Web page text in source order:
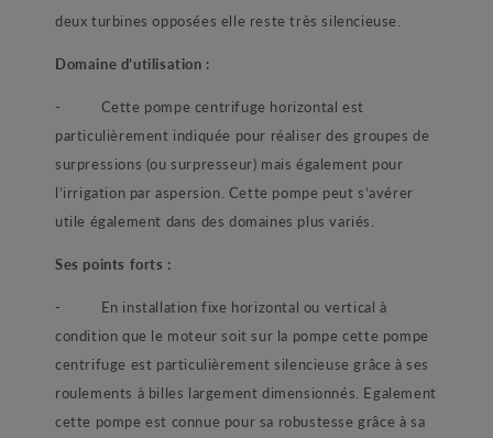
deux turbines opposées elle reste très silencieuse.
Domaine d’utilisation :
-
Cette pompe centrifuge horizontal est
particulièrement indiquée pour réaliser des groupes de
surpressions (ou surpresseur) mais également pour
l’irrigation par aspersion. Cette pompe peut s’avérer
utile également dans des domaines plus variés.
Ses points forts :
-
En installation fixe horizontal ou vertical à
condition que le moteur soit sur la pompe cette pompe
centrifuge est particulièrement silencieuse grâce à ses
roulements à billes largement dimensionnés. Egalement
cette pompe est connue pour sa robustesse grâce à sa